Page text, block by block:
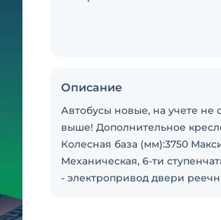
Описание
Автобусы новые, на учете не
выше! Дополнительное
Колесная база (мм):3750
Механическая, 6-ти
- электропривод двери